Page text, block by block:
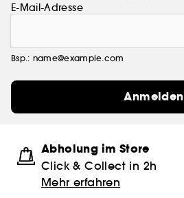
E-Mail-Adresse
Bsp.: name@example.com
Anmelden
Abholung im Store
Click & Collect in 2h
Mehr erfahren